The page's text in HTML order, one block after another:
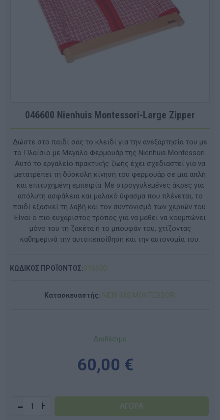
046600 Nienhuis Montessori-Large Zipper
Δώστε στο παιδί σας το κλειδί για την ανεξαρτησία του με
το Πλαίσιο με Μεγάλο Φερμουάρ της Nienhuis Montessori.
Αυτό το εργαλείο πρακτικής ζωής έχει σχεδιαστεί για να
μετατρέπει τη δύσκολη κίνηση του φερμουάρ σε μια απλή
και επιτυχημένη εμπειρία. Με στρογγυλεμένες άκρες για
απόλυτη ασφάλεια και μαλακό ύφασμα που πλένεται, το
παιδί εξασκεί τη λαβή και τον συντονισμό των χεριών του.
Είναι ο πιο ευχάριστος τρόπος για να μάθει να κουμπώνει
μόνο του τη ζακέτα ή το μπουφάν του, χτίζοντας
καθημερινά την αυτοπεποίθηση και την αυτονομία του.
ΚΩΔΙΚΟΣ ΠΡΟΪΟΝΤΟΣ:046600
Κατασκευαστής: NIENHUIS MONTESSORI
Διαθέσιμο
60,00 €
- +